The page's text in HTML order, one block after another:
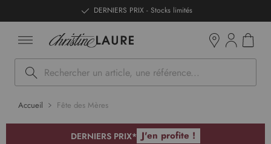
DERNIERS PRIX - Stocks limités
Rechercher
Accueil Fête des Mères
DERNIERS PRIX* J'en profite !